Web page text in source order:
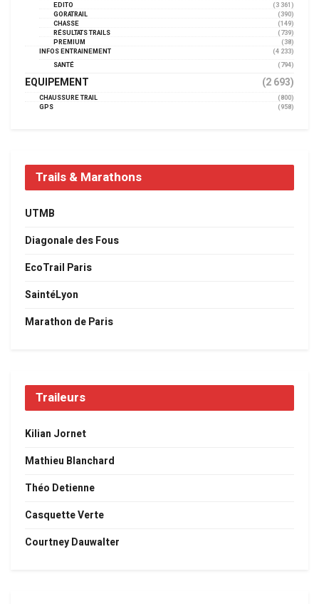
EDITO
(3 361)
GORATRAIL
(390)
CHASSE
(149)
RÉSULTATS TRAILS
(739)
PREMIUM
(38)
INFOS ENTRAINEMENT
(4 233)
SANTÉ
(794)
EQUIPEMENT (2 693)
CHAUSSURE TRAIL
(800)
GPS
(958)
Trails & Marathons
UTMB
Diagonale des Fous
EcoTrail Paris
SaintéLyon
Marathon de Paris
Traileurs
Kilian Jornet
Mathieu Blanchard
Théo Detienne
Casquette Verte
Courtney Dauwalter